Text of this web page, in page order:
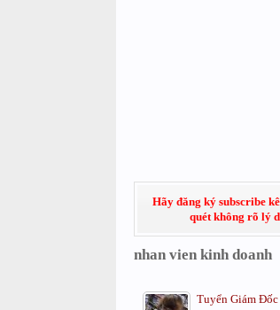
Hãy đăng ký subscribe
quét không rõ lý
nhan vien kinh doanh
Tuyển Giám